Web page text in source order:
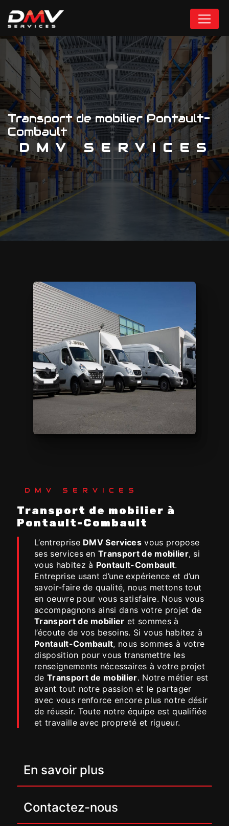
Transport de mobilier Pontault-
Combault
DMV SERVICES
DMV SERVICES
Transport de mobilier à
Pontault-Combault
L’entreprise DMV Services vous propose
ses services enTransport de mobilier, si
vous habitez à Pontault-Combault.
Entreprise usant d’une expérience et d’un
savoir-faire de qualité, nous mettons tout
en oeuvre pour vous satisfaire. Nous vous
accompagnons ainsi dans votre projet de
Transport de mobilier et sommes à
l’écoute de vos besoins. Si vous habitez à
Pontault-Combault, nous sommes à votre
disposition pour vous transmettre les
renseignements nécessaires à votre projet
de Transport de mobilier. Notre métier est
avant tout notre passion et le partager
avec vous renforce encore plus notre désir
de réussir. Toute notre équipe est qualifiée
et travaille avec propreté et rigueur.
En savoir plus
Contactez-nous